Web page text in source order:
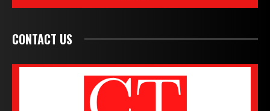
CONTACT US